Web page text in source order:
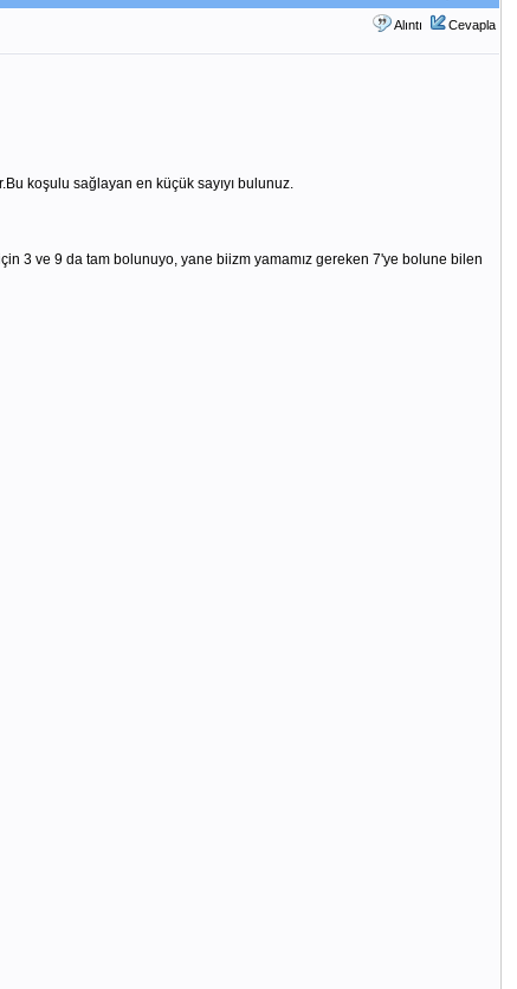
Alıntı Cevapla
koşulu sağlayan en küçük sayıyı bulunuz.
3 ve 9 da tam bolunuyo, yane biizm yamamız gereken 7'ye bolune bilen